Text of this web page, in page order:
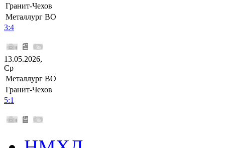
Гранит-Чехов
Металлург ВО
3:4
13.05.2026,
Ср
Металлург ВО
Гранит-Чехов
5:1